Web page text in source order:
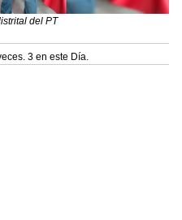
del PT
3 en este Día.